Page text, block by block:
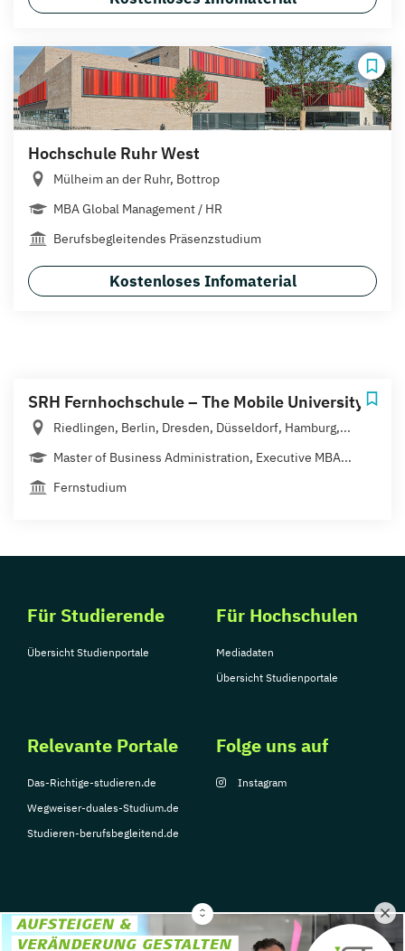
Hochschule Ruhr West
Mülheim an der Ruhr, Bottrop
MBA Global Management / HR
Berufsbegleitendes Präsenzstudium
Kostenloses Infomaterial
SRH Fernhochschule – The Mobile University
Riedlingen, Berlin, Dresden, Düsseldorf, Hamburg,...
Master of Business Administration, Executive MBA...
Fernstudium
Für Studierende
Übersicht Studienportale
Für Hochschulen
Mediadaten
Übersicht Studienportale
Relevante Portale
Das-Richtige-studieren.de
Wegweiser-duales-Studium.de
Studieren-berufsbegleitend.de
Folge uns auf
Instagram